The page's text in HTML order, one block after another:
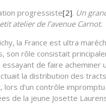
progressiste[2]. Un
atelier de l’avenue Carnot.
la France est ultra
rôle consistait
de faire
la distribution des
lors d’un contrôle
de la jeune Josette